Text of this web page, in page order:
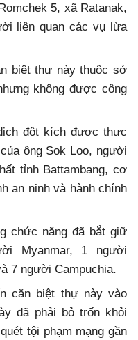
5, xã Ratanak,
liên quan các vụ lừa
biệt thự này thuộc sở
không được công
đột kích được thực
ông Sok Loo, người
tỉnh Battambang, cơ
an ninh và hành chính
chức năng đã bắt giữ
Myanmar, 1 người
7 người Campuchia.
căn biệt thự này vào
đã phải bỏ trốn khỏi
tội phạm mạng gần